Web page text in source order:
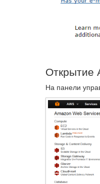
Открытие
На панели